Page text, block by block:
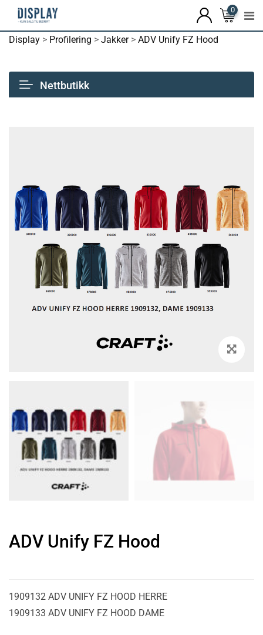
0
Display > Profilering > Jakker> ADV Unify FZ Hood
Nettbutikk
ADV Unify FZ Hood
1909132 ADV UNIFY FZ HOOD HERRE
1909133 ADV UNIFY FZ HOOD DAME